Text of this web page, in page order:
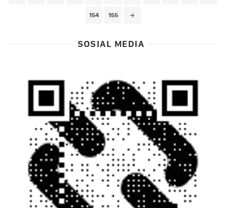
154 155
SOSIAL MEDIA